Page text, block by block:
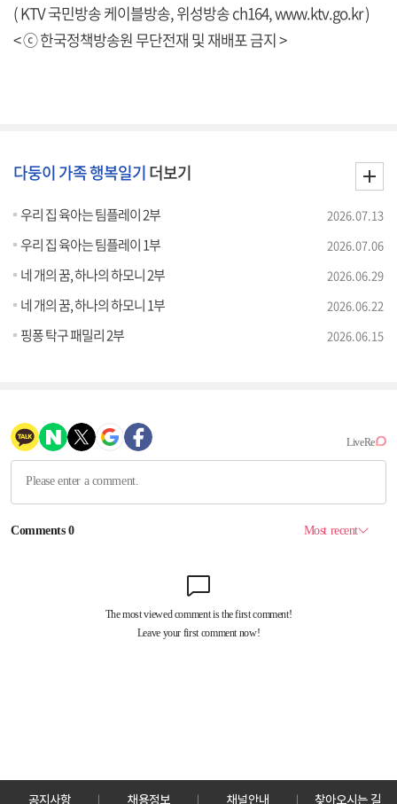
( KTV 국민방송 케이블방송, 위성방송 ch164,www.ktv.go.kr)
< ⓒ 한국정책방송원 무단전재 및 재배포 금지 >
다둥이 가족 행복일기더보기
우리 집 육아는 팀플레이 2부 2026.07.13
우리 집 육아는 팀플레이 1부 2026.07.06
네 개의 꿈, 하나의 하모니 2부 2026.06.29
네 개의 꿈, 하나의 하모니 1부 2026.06.22
핑퐁 탁구 패밀리 2부 2026.06.15
공지사항 채용정보 채널안내 찾아오시는 길